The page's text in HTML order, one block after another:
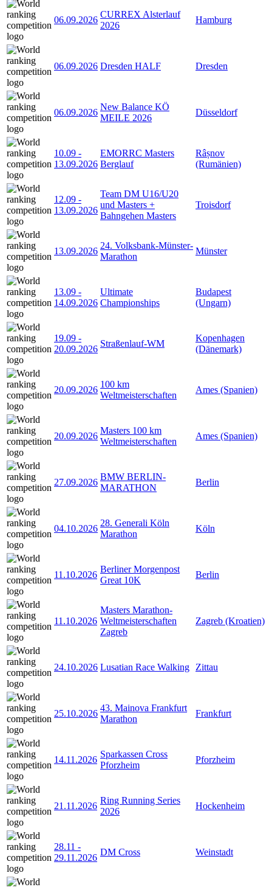
06.09.2026
CURREX Alsterlauf
2026
Hamburg
06.09.2026 Dresden HALF Dresden
06.09.2026
New Balance KÖ
MEILE 2026
Düsseldorf
10.09 -
13.09.2026
EMORRC Masters
Berglauf
Râșnov
(Rumänien)
12.09 -
13.09.2026
Team DM U16/U20
und Masters +
Bahngehen Masters
Troisdorf
13.09.2026
24. Volksbank-Münster-
Marathon
Münster
13.09 -
14.09.2026
Ultimate
Championships
Budapest
(Ungarn)
19.09 -
20.09.2026
Straßenlauf-WM
Kopenhagen
(Dänemark)
20.09.2026
100 km
Weltmeisterschaften
Ames (Spanien)
20.09.2026
Masters 100 km
Weltmeisterschaften
Ames (Spanien)
27.09.2026
BMW BERLIN-
MARATHON
Berlin
04.10.2026
28. Generali Köln
Marathon
Köln
11.10.2026
Berliner Morgenpost
Great 10K
Berlin
11.10.2026
Masters Marathon-
Weltmeisterschaften
Zagreb
Zagreb (Kroatien)
24.10.2026 Lusatian Race Walking Zittau
25.10.2026
43. Mainova Frankfurt
Marathon
Frankfurt
14.11.2026
Sparkassen Cross
Pforzheim
Pforzheim
21.11.2026
Ring Running Series
2026
Hockenheim
28.11 -
29.11.2026
DM Cross Weinstadt